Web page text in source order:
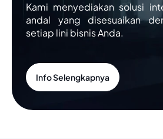
Kami menyediakan solusi
andal yang disesuaikan
setiap lini bisnis Anda.
Info Selengkapnya